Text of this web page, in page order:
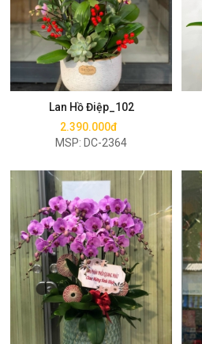
Lan Hồ Điệp_102
2.390.000đ
MSP: DC-2364
Mua ngay